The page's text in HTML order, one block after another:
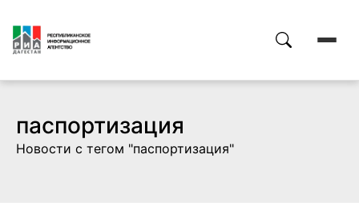
паспортизация
Новости с тегом "паспортизация"